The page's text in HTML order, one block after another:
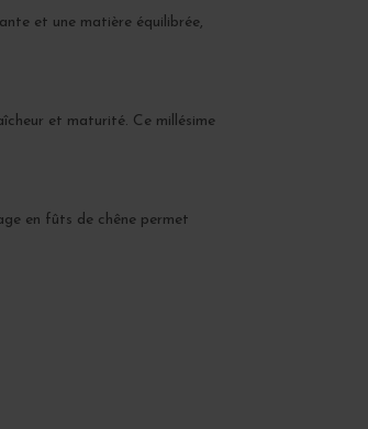
et une matière équilibrée,
et maturité. Ce millésime
en fûts de chêne permet